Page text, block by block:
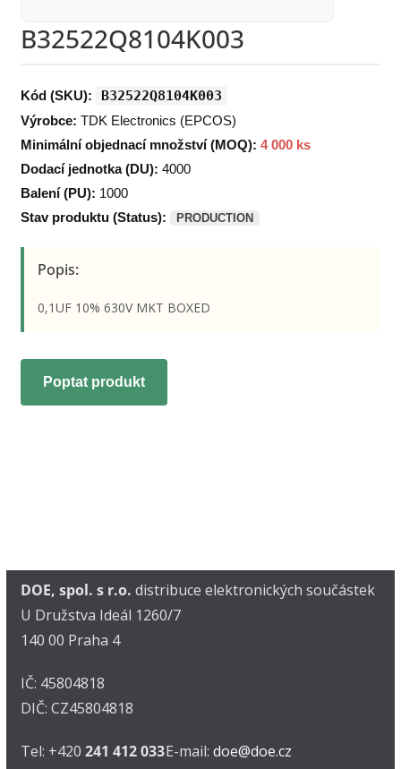
B32522Q8104K003
Kód (SKU): B32522Q8104K003
Výrobce: TDK Electronics (EPCOS)
Minimální objednací množství (MOQ): 4 000 ks
Dodací jednotka (DU): 4000
Balení (PU): 1000
Stav produktu (Status):
PRODUCTION
Popis:
0,1UF 10% 630V MKT BOXED
Poptat produkt
DOE, spol. s r.o. distribuce elektronických součástek
U Družstva Ideál 1260/7
140 00 Praha 4
IČ: 45804818
DIČ: CZ45804818
Tel: +420 241 412 033E-mail: doe@doe.cz